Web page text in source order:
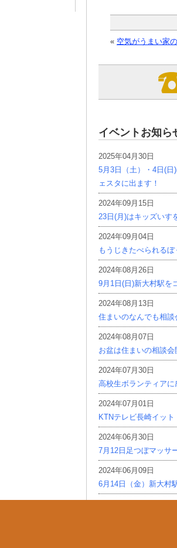
« 空気がうまい家
イベントお知ら
2025年04月30日
5月3日（土）・4日(
ェスタに出ます！
2024年09月15日
23日(月)はキッズいす
2024年09月04日
もうじきたべられるぼ
2024年08月26日
9月1日(日)新大村駅を
2024年08月13日
住まいのなんでも相談
2024年08月07日
お盆は住まいの相談会
2024年07月30日
高校生ボランティアに
2024年07月01日
KTNテレビ長崎イット
2024年06月30日
7月12日足つぼマッサ
2024年06月09日
6月14日（金）新大村